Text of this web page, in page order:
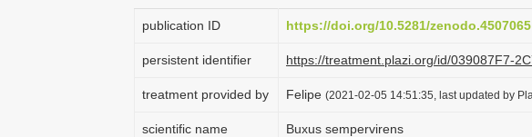
publication ID https://doi.org/10.5281/zenodo.4507065
persistent identifier https://treatment.plazi.org/id/039087F7-
treatment provided by Felipe (2021-02-05 14:51:35, last updated by
scientific name Buxus sempervirens